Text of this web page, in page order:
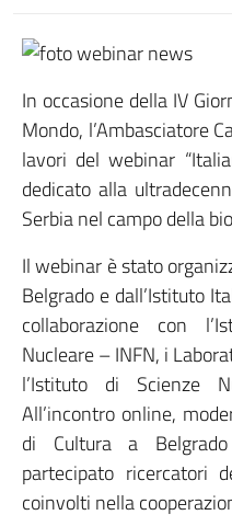
In occasione della IV
Mondo, l’Ambasciatore
lavori del webinar
dedicato alla
Serbia nel campo della
Il webinar è stato
Belgrado e dall’Istituto
collaborazione con
Nucleare – INFN, i
l’Istituto di Scienze
All’incontro online,
di Cultura a
partecipato
coinvolti nella